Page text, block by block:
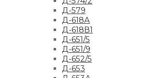
Д-579
Д-618А
Д-618В1
Д-651/5
Д-651/9
Д-652/5
Д-653